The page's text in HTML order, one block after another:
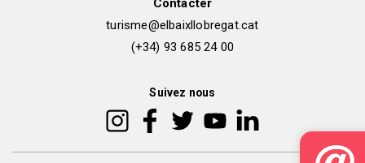
turisme@elbaixllobregat.cat
(+34) 93 685 24 00
Suivez nous